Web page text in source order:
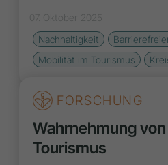
07. Oktober 2025
Nachhaltigkeit
Mobilität im Tourismus
FORSCHUNG
Wahrnehmung
Tourismus